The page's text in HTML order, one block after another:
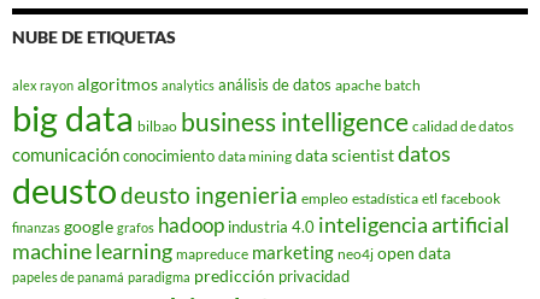
NUBE DE ETIQUETAS
alex rayon algoritmos analytics análisis de datos apache batch
big data bilbao business intelligence calidad de datos
comunicaciónconocimiento data mining data scientistdatos
deustodeusto ingenieria empleo estadística etl facebook
finanzas google grafos hadoop industria 4.0 inteligencia artificial
machine learning mapreduce marketing neo4j open data
papeles de panamá paradigma predicción privacidad